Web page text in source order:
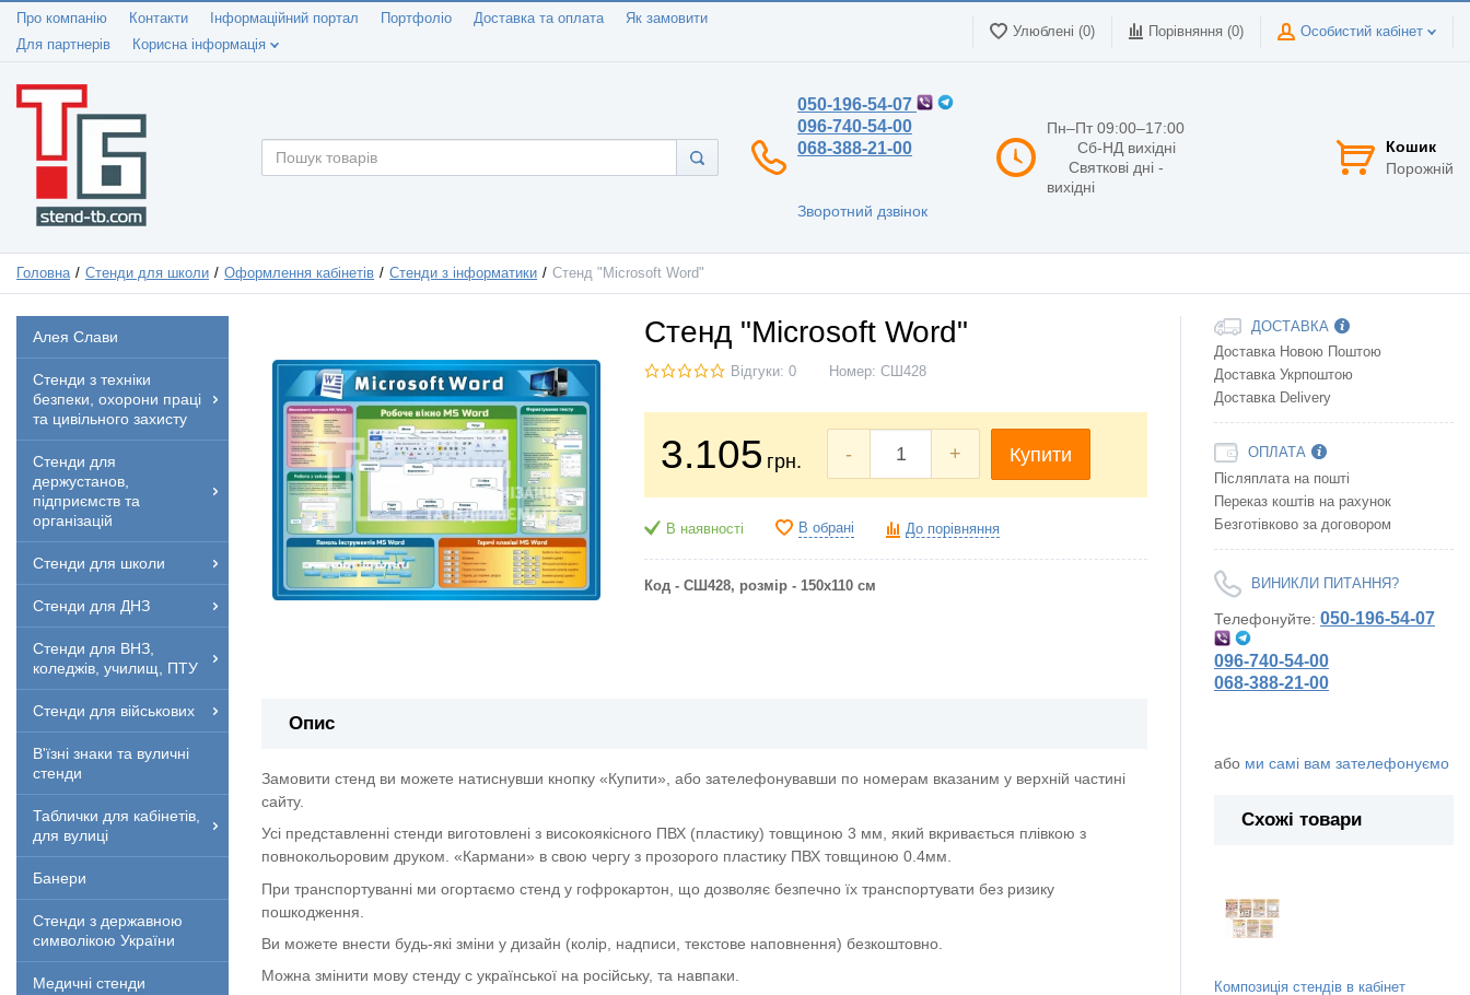
Про компанію Контакти Інформаційний портал Портфоліо Доставка та оплата
Як замовити
Для партнерів
Корисна інформація
Улюблені (0) Порівняння (0) Особистий кабінет
050-196-54-07
096-740-54-00
068-388-21-00
Зворотний дзвінок
Пн–Пт 09:00–17:00
Сб-НД вихідні
Святкові дні -
вихідні
Кошик
Порожній
Головна Стенди для школи Оформлення кабінетів Стенди з інформатики Стенд "Microsoft Word"
Алея Слави
Стенди з техніки
безпеки, охорони праці
та цивільного захисту
Стенди для
держустанов,
підприємств та
організацій
Стенди для школи
Стенди для ДНЗ
Стенди для ВНЗ,
коледжів, училищ, ПТУ
Стенди для військових
В'їзні знаки та вуличні
стенди
Таблички для кабінетів,
для вулиці
Банери
Стенди з державною
символікою України
Медичні стенди
Стенд "Microsoft Word"
Відгуки: 0 Номер: СШ428
3.105 грн. - + Купити
В наявності В обрані До порівняння
Код - СШ428, розмір - 150х110 см
Опис
Замовити стенд ви можете натиснувши кнопку «Купити», або зателефонувавши по номерам вказаним у верхній частині
сайту.
Усі представленні стенди виготовлені з високоякісного ПВХ (пластику) товщиною 3 мм, який вкривається плівкою з
повнокольоровим друком. «Кармани» в свою чергу з прозорого пластику ПВХ товщиною 0.4мм.
При транспортуванні ми огортаємо стенд у гофрокартон, що дозволяє безпечно їх транспортувати без ризику
пошкодження.
Ви можете внести будь-які зміни у дизайн (колір, надписи, текстове наповнення) безкоштовно.
Можна змінити мову стенду с української на російську, та навпаки.
ДОСТАВКА
Доставка Новою Поштою
Доставка Укрпоштою
Доставка Delivery
ОПЛАТА
Післяплата на пошті
Переказ коштів на рахунок
Безготівково за договором
ВИНИКЛИ ПИТАННЯ?
Телефонуйте: 050-196-54-07
096-740-54-00
068-388-21-00
або ми самі вам зателефонуємо
Схожі товари
Композиція стендів в кабінет